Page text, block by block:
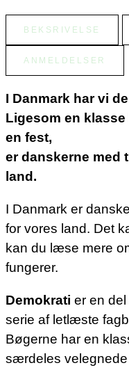
BEKSRIVELSE
ANMELDELSER
I Danmark har vi
Ligesom en klasse
en fest,
er danskerne med
land.
I Danmark er
for vores land. Det
kan du læse mere
fungerer.
Demokrati er en
serie af letlæste
Bøgerne har en
særdeles